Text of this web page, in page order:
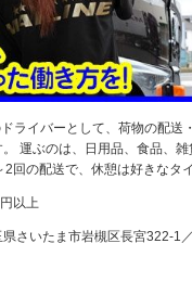
ライバーとして、荷物の配送
。 運ぶのは、日用品、食品、
2回の配送で、休憩は好きなタ
以上
県さいたま市岩槻区長宮322-1